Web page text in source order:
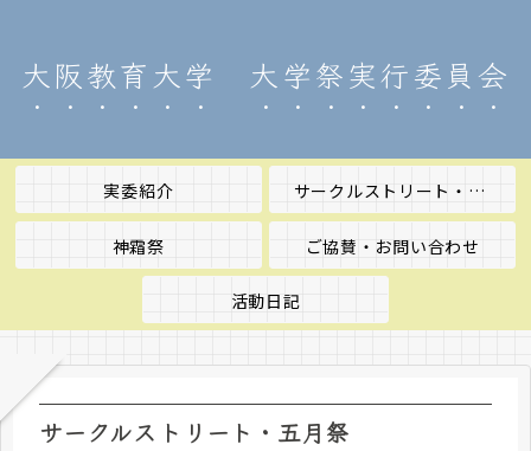
大阪教育大学 大学祭実行委員会
実委紹介 サークルストリート・五月祭
神霜祭 ご協賛・お問い合わせ
活動日記
サークルストリート・五月祭